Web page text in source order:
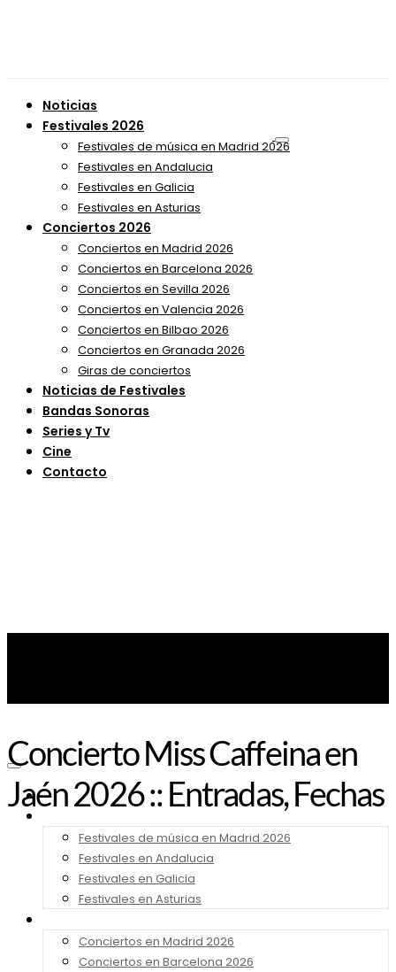
Noticias
Festivales 2026
Festivales de música en Madrid 2026
Festivales en Andalucia
Festivales en Galicia
Festivales en Asturias
Conciertos 2026
Conciertos en Madrid 2026
Conciertos en Barcelona 2026
Conciertos en Sevilla 2026
Conciertos en Valencia 2026
Conciertos en Bilbao 2026
Conciertos en Granada 2026
Giras de conciertos
Noticias de Festivales
Bandas Sonoras
Series y Tv
Cine
Contacto
Noticias
Festivales de música en Madrid 2026
Festivales en Andalucia
Festivales en Galicia
Festivales en Asturias
Conciertos en Madrid 2026
Conciertos en Barcelona 2026
Concierto Miss Caffeina en
Jaén 2026 :: Entradas, Fechas